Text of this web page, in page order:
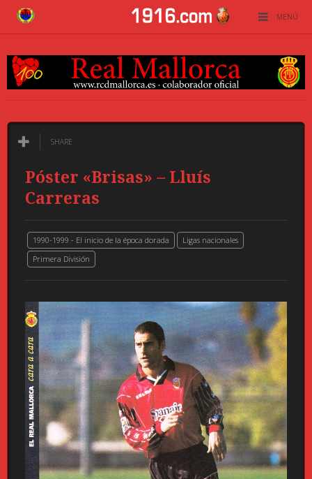
MENÚ
SHARE
Póster «Brisas» – Lluís
Carreras
1990-1999 - El inicio de la época dorada
Ligas nacionales
Primera División